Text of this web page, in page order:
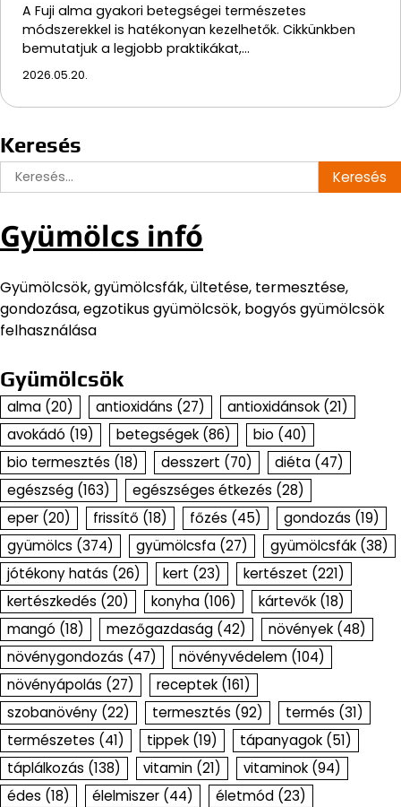
A Fuji alma gyakori betegségei természetes
módszerekkel is hatékonyan kezelhetők. Cikkünkben
bemutatjuk a legjobb praktikákat,…
2026.05.20.
Keresés
Keresés:
Gyümölcs infó
Gyümölcsök, gyümölcsfák, ültetése, termesztése,
gondozása, egzotikus gyümölcsök, bogyós gyümölcsök
felhasználása
Gyümölcsök
alma (20) antioxidáns (27) antioxidánsok (21)
avokádó (19) betegségek (86) bio (40)
bio termesztés (18) desszert (70) diéta (47)
egészség (163) egészséges étkezés (28)
eper (20) frissítő (18) főzés (45) gondozás (19)
gyümölcs (374) gyümölcsfa (27) gyümölcsfák (38)
jótékony hatás (26) kert (23) kertészet (221)
kertészkedés (20) konyha (106) kártevők (18)
mangó (18) mezőgazdaság (42) növények (48)
növénygondozás (47) növényvédelem (104)
növényápolás (27) receptek (161)
szobanövény (22) termesztés (92) termés (31)
természetes (41) tippek (19) tápanyagok (51)
táplálkozás (138) vitamin (21) vitaminok (94)
édes (18) élelmiszer (44) életmód (23)